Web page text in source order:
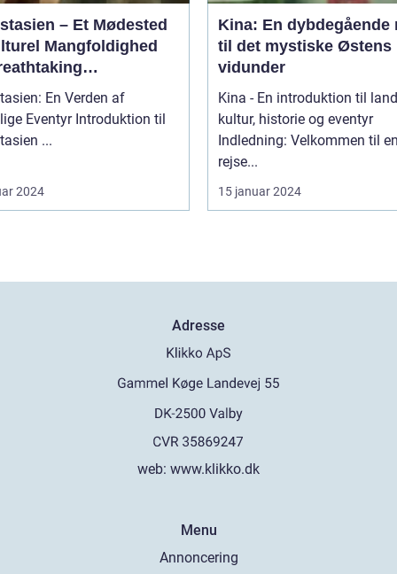
– Et Mødested
Mangfoldighed
En Verden af
Introduktion til
Sydøstasien ...
2024
Kina: En dybdegående
til det mystiske Østens
vidunder
Kina - En introduktion til
kultur, historie og eventyr
Indledning: Velkommen til
rejse...
15 januar 2024
Adresse
web: www.klikko.dk
Menu
Annoncering